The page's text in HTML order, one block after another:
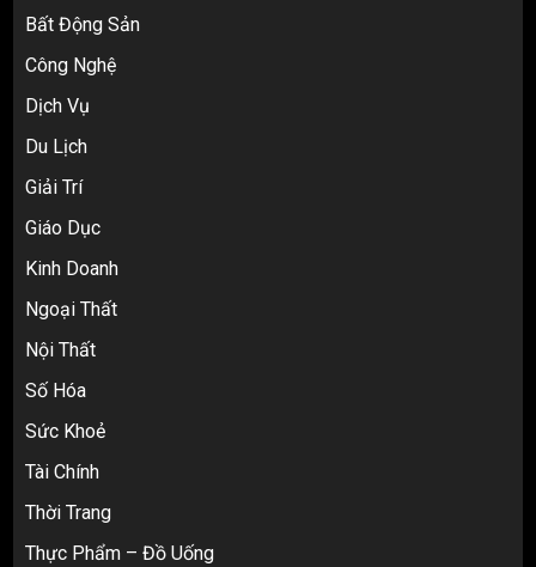
Bất Động Sản
Công Nghệ
Dịch Vụ
Du Lịch
Giải Trí
Giáo Dục
Kinh Doanh
Ngoại Thất
Nội Thất
Số Hóa
Sức Khoẻ
Tài Chính
Thời Trang
Thực Phẩm – Đồ Uống
4
Taobao: Thẻ Visa hay ví Alipay?